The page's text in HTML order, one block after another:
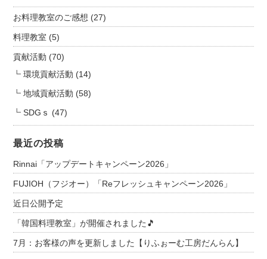
お料理教室のご感想 (27)
料理教室 (5)
貢献活動 (70)
環境貢献活動 (14)
地域貢献活動 (58)
SDGｓ (47)
最近の投稿
Rinnai「アップデートキャンペーン2026」
FUJIOH（フジオー）「Reフレッシュキャンペーン2026」
近日公開予定
「韓国料理教室」が開催されました🎵
7月：お客様の声を更新しました【りふぉーむ工房だんらん】